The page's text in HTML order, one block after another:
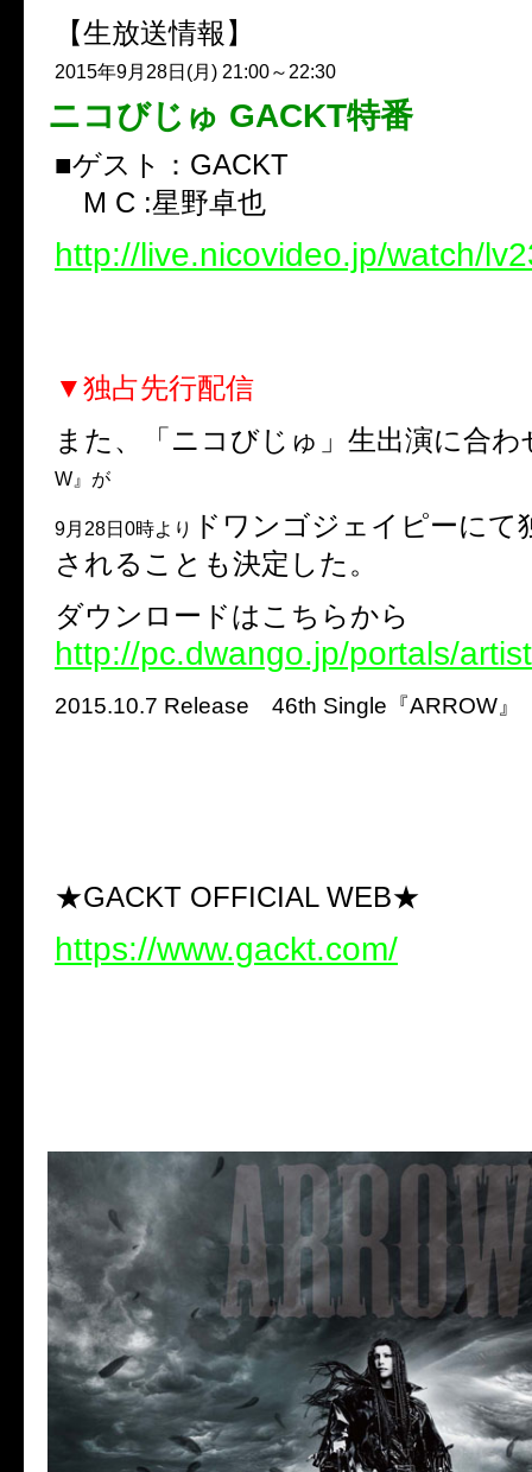
【生放送情報】
2015年9月28日(月) 21:00～22:30
ニコびじゅ GACKT特番
■ゲスト：GACKT
M C :星野卓也
http://live.nicovideo.jp/watch/
▼独占先行配信
また、「ニコびじゅ」生出演に合わ
W』が
9月28日0時より
ドワンゴジェイピーにて
されることも決定した。
ダウンロードはこちらから
http://pc.dwango.jp/portals/
2015.10.7 Release 46th Single『ARROW』
★GACKT OFFICIAL WEB★
https://www.gackt.com/